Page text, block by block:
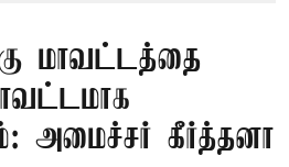
மாவட்டத்தை
அமைச்சர் கீர்த்தனா